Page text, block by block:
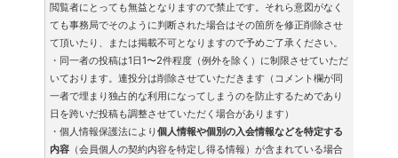
閲覧者にとっても無益となりますので禁止です。それら意図がなく
ても事務局でそのように判断された場合はその箇所を修正削除させ
て頂いたり、または掲載不可となりますので予めご了承ください。
・同一者の投稿は1日1〜2件程度（例外を除く）に制限させていただ
いております。連投分は削除させていただきます（コメント欄が同
一者で埋まり独占的な利用になってしまうのを防止するためであり
日を跨いだ投稿も調整させていただく場合があります）
・個人情報保護法により個人情報や個別の入会情報などを特定する
内容 （会員個人の契約内容を特定し得る情報）が含まれている場合